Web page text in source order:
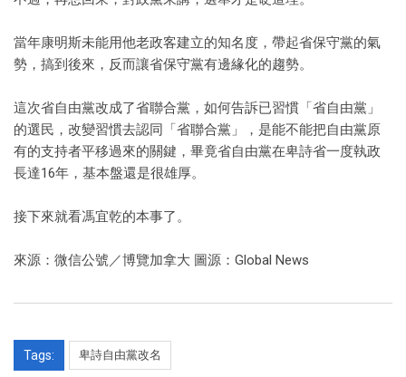
當年康明斯未能用他老政客建立的知名度，帶起省保守黨的氣
勢，搞到後來，反而讓省保守黨有邊緣化的趨勢。
這次省自由黨改成了省聯合黨，如何告訴已習慣「省自由黨」
的選民，改變習慣去認同「省聯合黨」，是能不能把自由黨原
有的支持者平移過來的關鍵，畢竟省自由黨在卑詩省一度執政
長達16年，基本盤還是很雄厚。
接下來就看馮宜乾的本事了。
來源：微信公號／博覽加拿大 圖源：Global News
Tags: 卑詩自由黨改名